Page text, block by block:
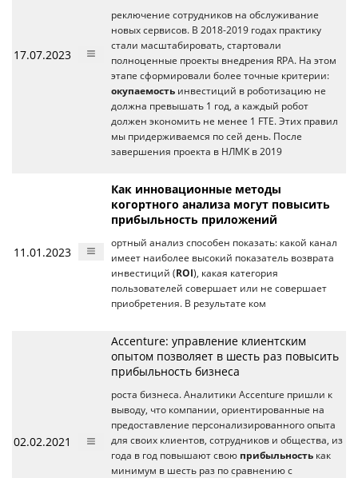
17.07.2023
реключение сотрудников на обслуживание
новых сервисов. В 2018-2019 годах практику
стали масштабировать, стартовали
полноценные проекты внедрения RPA. На этом
этапе сформировали более точные критерии:
окупаемость инвестиций в роботизацию не
должна превышать 1 год, а каждый робот
должен экономить не менее 1 FTE. Этих правил
мы придерживаемся по сей день. После
завершения проекта в НЛМК в 2019
11.01.2023
Как инновационные методы
когортного анализа могут повысить
прибыльность приложений
ортный анализ способен показать: какой канал
имеет наиболее высокий показатель возврата
инвестиций (ROI), какая категория
пользователей совершает или не совершает
приобретения. В результате ком
02.02.2021
Accenture: управление клиентским
опытом позволяет в шесть раз повысить
прибыльность бизнеса
роста бизнеса. Аналитики Accenture пришли к
выводу, что компании, ориентированные на
предоставление персонализированного опыта
для своих клиентов, сотрудников и общества, из
года в год повышают свою прибыльность как
минимум в шесть раз по сравнению с